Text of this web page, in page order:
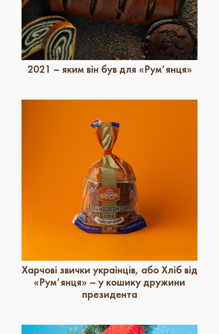
2021 – яким він був для «Рум’янця»
Харчові звички українців, або Хліб від
«Рум’янця» – у кошику дружини
президента